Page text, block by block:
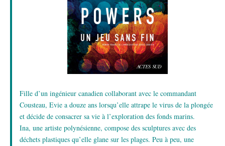
Fille d’un ingénieur canadien collaborant avec le commandant
Cousteau, Evie a douze ans lorsqu’elle attrape le virus de la plongée
et décide de consacrer sa vie à l’exploration des fonds marins.
Ina, une artiste polynésienne, compose des sculptures avec des
déchets plastiques qu’elle glane sur les plages. Peu à peu, une